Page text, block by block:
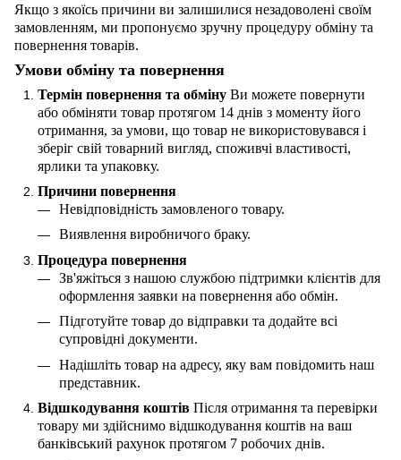
Якщо з якоїсь причини ви залишилися незадоволені своїм
замовленням, ми пропонуємо зручну процедуру обміну та
повернення товарів.
Умови обміну та повернення
Термін повернення та обміну Ви можете повернути
або обміняти товар протягом 14 днів з моменту його
отримання, за умови, що товар не використовувався і
зберіг свій товарний вигляд, споживчі властивості,
ярлики та упаковку.
Причини повернення
Невідповідність замовленого товару.
Виявлення виробничого браку.
Процедура повернення
Зв'яжіться з нашою службою підтримки клієнтів для
оформлення заявки на повернення або обмін.
Підготуйте товар до відправки та додайте всі
супровідні документи.
Надішліть товар на адресу, яку вам повідомить наш
представник.
Відшкодування коштів Після отримання та перевірки
товару ми здійснимо відшкодування коштів на ваш
банківський рахунок протягом 7 робочих днів.